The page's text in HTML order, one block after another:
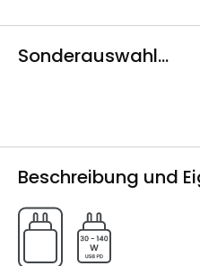
Sonderauswahl...
Beschreibung und